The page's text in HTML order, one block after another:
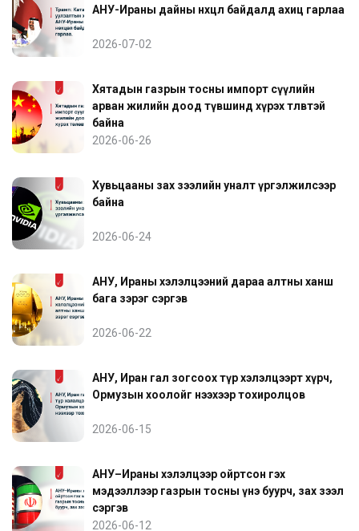
АНУ-Ираны дайны нөхцөл байдалд ахиц гарлаа
2026-07-02
Хятадын газрын тосны импорт сүүлийн
арван жилийн доод түвшинд хүрэх төлөвтэй
байна
2026-06-26
Хувьцааны зах зээлийн уналт үргэлжилсээр
байна
2026-06-24
АНУ, Ираны хэлэлцээний дараа алтны ханш
бага зэрэг сэргэв
2026-06-22
АНУ, Иран гал зогсоох түр хэлэлцээрт хүрч,
Ормузын хоолойг нээхээр тохиролцов
2026-06-15
АНУ–Ираны хэлэлцээр ойртсон гэх
мэдээллээр газрын тосны үнэ буурч, зах зээл
сэргэв
2026-06-12